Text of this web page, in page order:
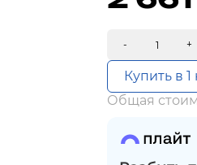
- +
Купить в 1
Общая